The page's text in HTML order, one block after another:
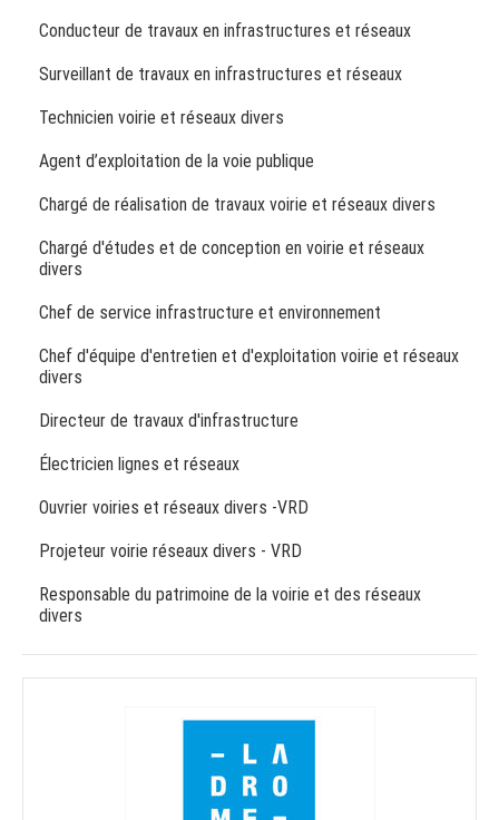
Conducteur de travaux en infrastructures et réseaux
Surveillant de travaux en infrastructures et réseaux
Technicien voirie et réseaux divers
Agent d’exploitation de la voie publique
Chargé de réalisation de travaux voirie et réseaux divers
Chargé d'études et de conception en voirie et réseaux
divers
Chef de service infrastructure et environnement
Chef d'équipe d'entretien et d'exploitation voirie et réseaux
divers
Directeur de travaux d'infrastructure
Électricien lignes et réseaux
Ouvrier voiries et réseaux divers -VRD
Projeteur voirie réseaux divers - VRD
Responsable du patrimoine de la voirie et des réseaux
divers